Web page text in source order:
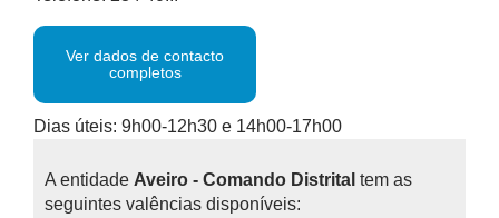
Ver dados de contacto
completos
Dias úteis: 9h00-12h30 e 14h00-17h00
A entidade Aveiro - Comando Distrital tem as
seguintes valências disponíveis: